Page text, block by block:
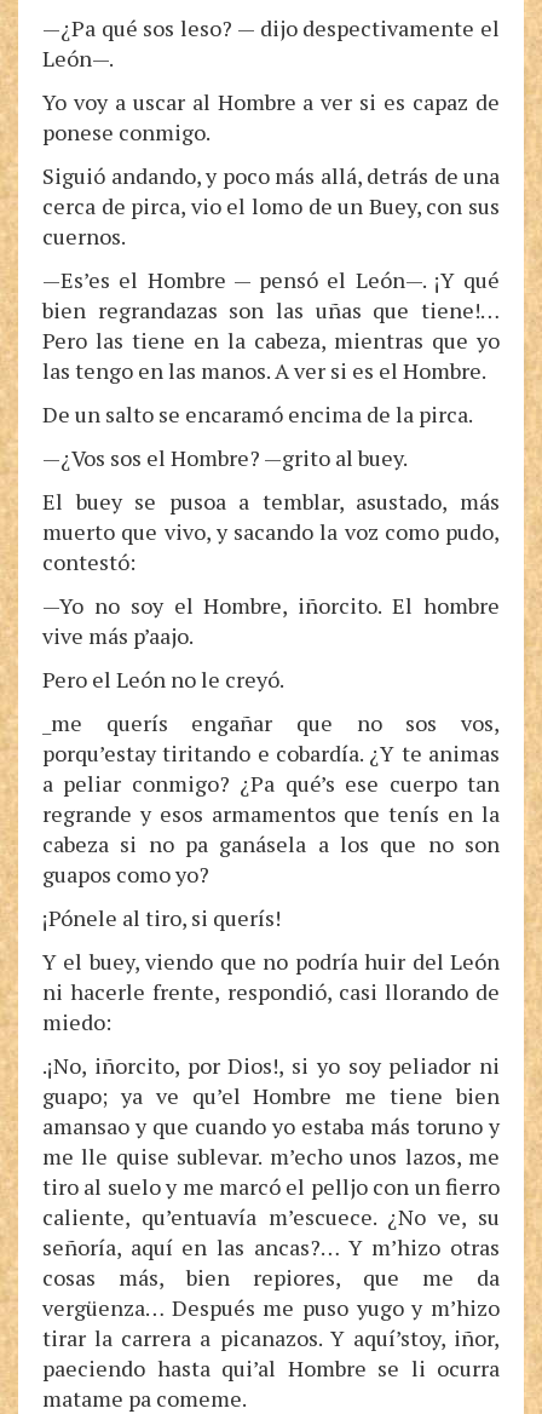
—¿Pa qué sos leso? — dijo despectivamente el
León—.
Yo voy a uscar al Hombre a ver si es capaz de
ponese conmigo.
Siguió andando, y poco más allá, detrás de una
cerca de pirca, vio el lomo de un Buey, con sus
cuernos.
—Es’es el Hombre — pensó el León—. ¡Y qué
bien regrandazas son las uñas que tiene!…
Pero las tiene en la cabeza, mientras que yo
las tengo en las manos. A ver si es el Hombre.
De un salto se encaramó encima de la pirca.
—¿Vos sos el Hombre? —grito al buey.
El buey se pusoa a temblar, asustado, más
muerto que vivo, y sacando la voz como pudo,
contestó:
—Yo no soy el Hombre, iñorcito. El hombre
vive más p’aajo.
Pero el León no le creyó.
_me querís engañar que no sos vos,
porqu’estay tiritando e cobardía. ¿Y te animas
a peliar conmigo? ¿Pa qué’s ese cuerpo tan
regrande y esos armamentos que tenís en la
cabeza si no pa ganásela a los que no son
guapos como yo?
¡Pónele al tiro, si querís!
Y el buey, viendo que no podría huir del León
ni hacerle frente, respondió, casi llorando de
miedo:
.¡No, iñorcito, por Dios!, si yo soy peliador ni
guapo; ya ve qu’el Hombre me tiene bien
amansao y que cuando yo estaba más toruno y
me lle quise sublevar. m’echo unos lazos, me
tiro al suelo y me marcó el pelljo con un fierro
caliente, qu’entuavía m’escuece. ¿No ve, su
señoría, aquí en las ancas?… Y m’hizo otras
cosas más, bien repiores, que me da
vergüenza… Después me puso yugo y m’hizo
tirar la carrera a picanazos. Y aquí’stoy, iñor,
paeciendo hasta qui’al Hombre se li ocurra
matame pa comeme.